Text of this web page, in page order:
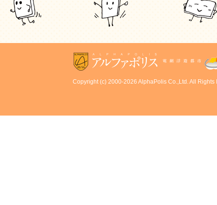
Copyright (c) 2000-2026 AlphaPolis Co.,Ltd. All Rights